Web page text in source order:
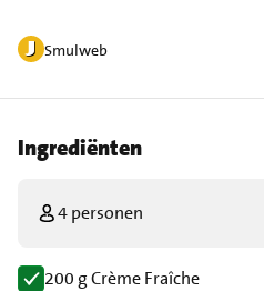
Smulweb
Ingrediënten
4 personen
200 g Crème Fraîche